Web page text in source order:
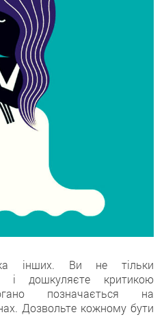
інших. Ви не тільки
і дошкуляєте критикою
позначається на
Дозвольте кожному бути